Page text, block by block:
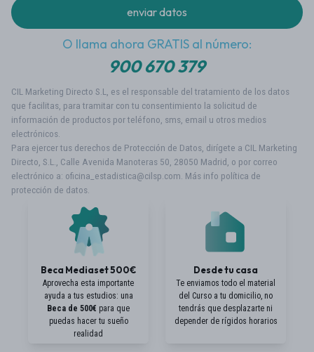
O llama ahora GRATIS al número:
900 670 379
CIL Marketing Directo S.L, es el responsable del tratamiento de los datos
que facilitas, para tramitar con tu consentimiento la solicitud de
información de productos por teléfono, sms, email u otros medios
electrónicos.
Para ejercer tus derechos de Protección de Datos, dirígete a CIL Marketing
Directo, S.L., Calle Avenida Manoteras 50, 28050 Madrid, o por correo
electrónico a: oficina_estadistica@cilsp.com. Más info política de
protección de datos
Beca Mediaset 500€
Aprovecha esta importante
ayuda a tus estudios: una
Beca de 500€ para que
puedas hacer tu sueño
realidad
Desde tu casa
Te enviamos todo el material
del Curso a tu domicilio, no
tendrás que desplazarte ni
depender de rígidos horarios